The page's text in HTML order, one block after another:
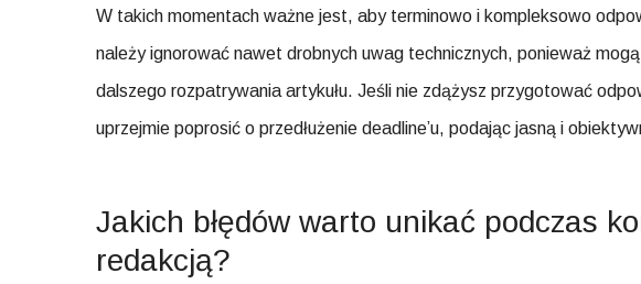
W takich momentach ważne jest, aby terminowo i kompleksowo
należy ignorować nawet drobnych uwag technicznych, ponieważ
dalszego rozpatrywania artykułu. Jeśli nie zdążysz przygotować
uprzejmie poprosić o przedłużenie deadline’u, podając jasną i
Jakich błędów warto unikać podczas
redakcją?